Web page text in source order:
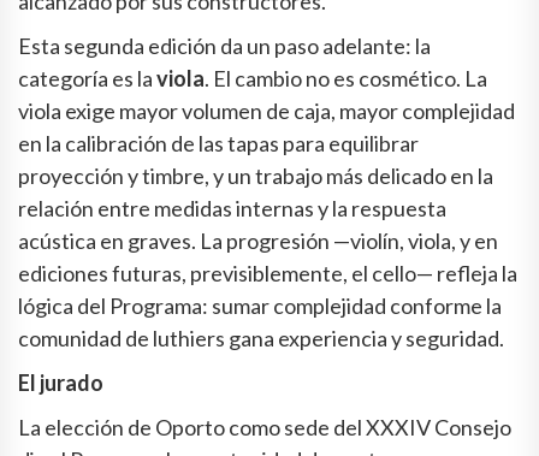
Esta segunda edición da un paso adelante: la
categoría es laviola. El cambio no es cosmético. La
viola exige mayor volumen de caja, mayor complejidad
en la calibración de las tapas para equilibrar
proyección y timbre, y un trabajo más delicado en la
relación entre medidas internas y la respuesta
acústica en graves. La progresión —violín, viola, y en
ediciones futuras, previsiblemente, el cello— refleja la
lógica del Programa: sumar complejidad conforme la
comunidad de luthiers gana experiencia y seguridad.
El jurado
La elección de Oporto como sede del XXXIV Consejo